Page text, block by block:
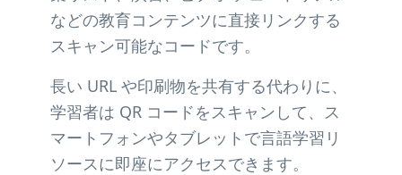
などの教育コンテンツに直接リンクする
スキャン可能なコードです。
長い URL や印刷物を共有する代わりに、
学習者は QR コードをスキャンして、ス
マートフォンやタブレットで言語学習リ
ソースに即座にアクセスできます。